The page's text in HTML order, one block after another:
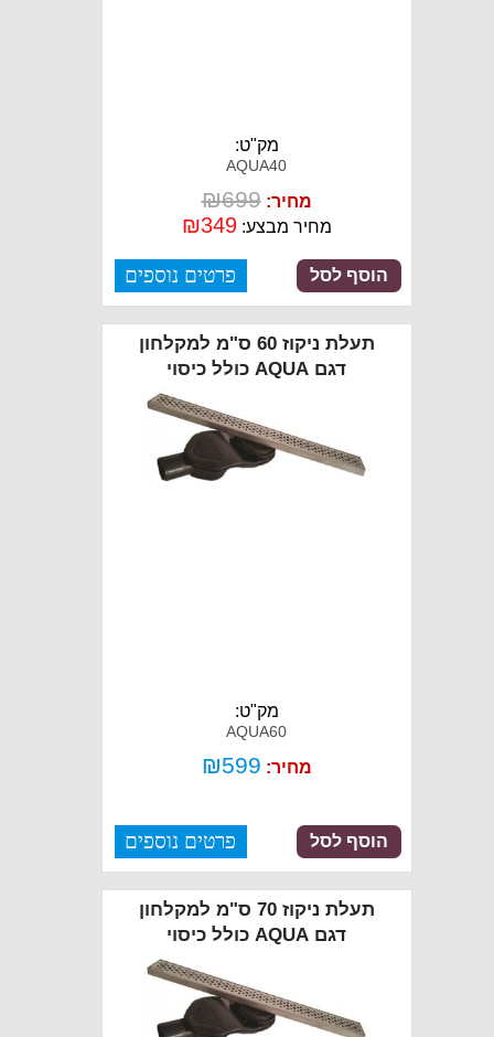
מק"ט:
AQUA40
מחיר: ₪699
מחיר מבצע: ₪349
פרטים נוספים הוסף לסל
תעלת ניקוז 60 ס"מ למקלחון
דגם AQUA כולל כיסוי
מק"ט:
AQUA60
מחיר: ₪599
פרטים נוספים הוסף לסל
תעלת ניקוז 70 ס"מ למקלחון
דגם AQUA כולל כיסוי